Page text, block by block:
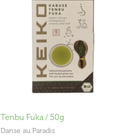
Tenbu Fuka / 50g
Danse au Paradis